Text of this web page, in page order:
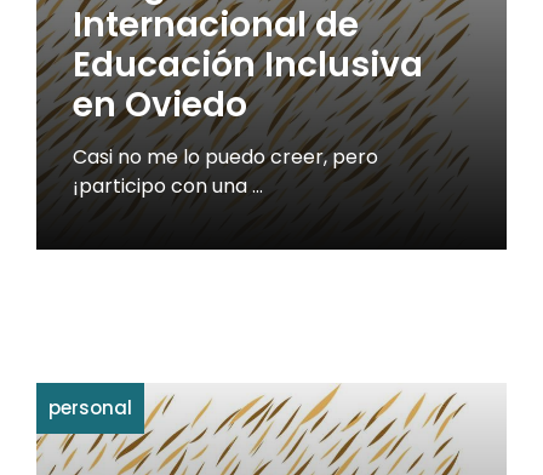
Internacional de
Educación Inclusiva
en Oviedo
Casi no me lo puedo creer, pero
¡participo con una …
personal